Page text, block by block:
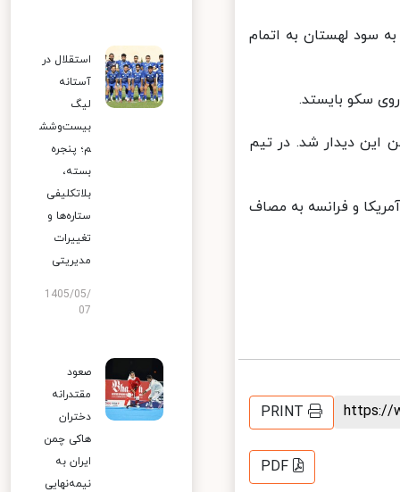
در سه ست و به ترتیب با نتایج ۲۵ بر ۱۶، ۲۵ بر ۲۳ و ۲۵ بر ۲۰ به سود لهستان به اتمام
سکو بایستد.
بازیکن این دیدار شد. در تیم
تیم والیبال آمریکا و فرانسه به مصاف
PRINT
PDF
استقلال در
آستانه
لیگ
بیست‌وشش
م؛ پنجره
بسته،
بلاتکلیفی
ستاره‌ها و
تغییرات
مدیریتی
1405/05/
07
صعود
مقتدرانه
دختران
هاکی چمن
ایران به
نیمه‌نهایی